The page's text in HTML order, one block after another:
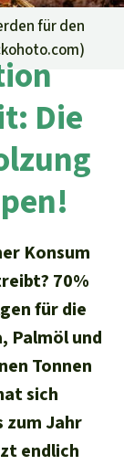
00
für den
)
Die
Konsum
70%
für die
Palmöl und
Tonnen
sich
zum Jahr
endlich